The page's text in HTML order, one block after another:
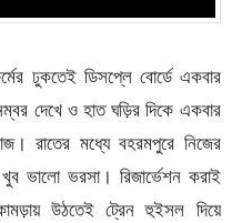
ঢুকতেই ডিসপ্লে বোর্ডে একবার
দেখে ও হাত ঘড়ির দিকে একবার
রাতের মধ্যে বহরমপুরে নিজের
ভালো ভরসা। রিজার্ভেশন করাই
উঠতেই ট্রেন হুইসল দিয়ে